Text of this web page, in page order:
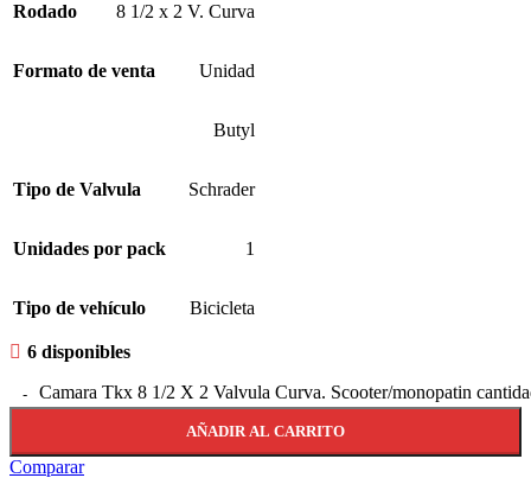
Rodado 8 1/2 x 2 V. Curva
Formato de venta Unidad
Butyl
Tipo de Valvula Schrader
Unidades por pack 1
Tipo de vehículo Bicicleta
6 disponibles
Camara Tkx 8 1/2 X 2 Valvula Curva. Scooter/monopatin
AÑADIR AL CARRITO
Comparar